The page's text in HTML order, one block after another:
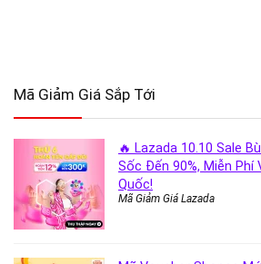
Mã Giảm Giá Sắp Tới
🔥 Lazada 10.10 Sale
Sốc Đến 90%, Miễn Phí
Quốc!
Mã Giảm Giá Lazada